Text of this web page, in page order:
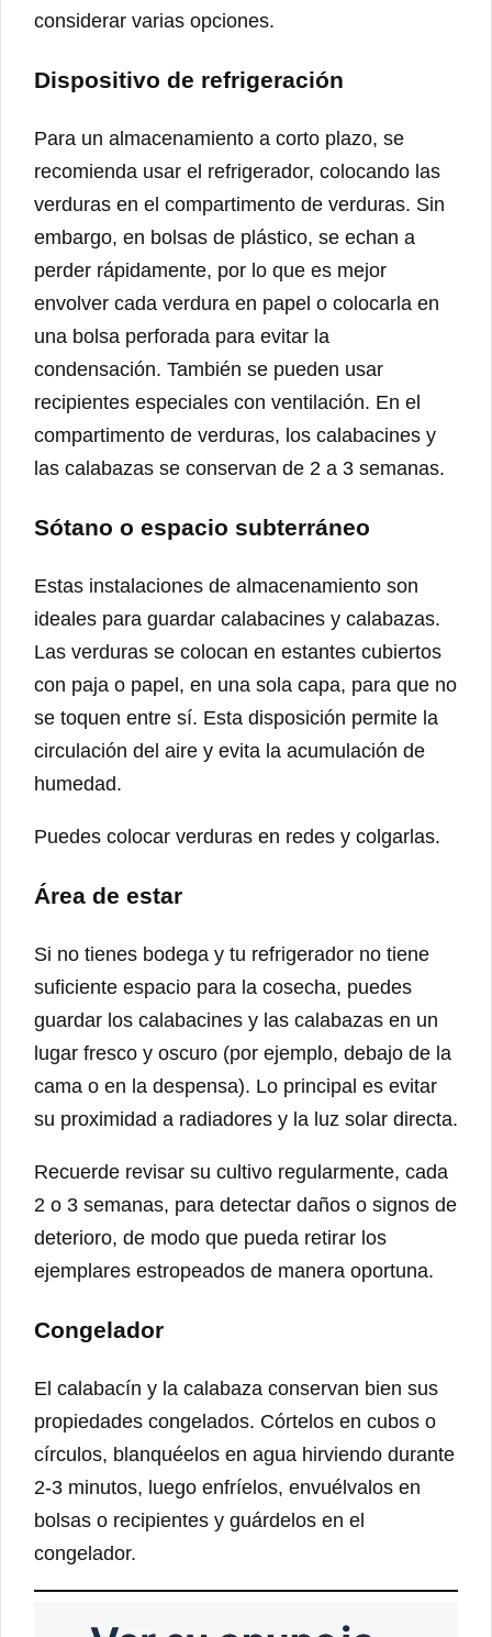
considerar varias opciones.
Dispositivo de refrigeración
Para un almacenamiento a corto plazo, se
recomienda usar el refrigerador, colocando las
verduras en el compartimento de verduras. Sin
embargo, en bolsas de plástico, se echan a
perder rápidamente, por lo que es mejor
envolver cada verdura en papel o colocarla en
una bolsa perforada para evitar la
condensación. También se pueden usar
recipientes especiales con ventilación. En el
compartimento de verduras, los calabacines y
las calabazas se conservan de 2 a 3 semanas.
Sótano o espacio subterráneo
Estas instalaciones de almacenamiento son
ideales para guardar calabacines y calabazas.
Las verduras se colocan en estantes cubiertos
con paja o papel, en una sola capa, para que no
se toquen entre sí. Esta disposición permite la
circulación del aire y evita la acumulación de
humedad.
Puedes colocar verduras en redes y colgarlas.
Área de estar
Si no tienes bodega y tu refrigerador no tiene
suficiente espacio para la cosecha, puedes
guardar los calabacines y las calabazas en un
lugar fresco y oscuro (por ejemplo, debajo de la
cama o en la despensa). Lo principal es evitar
su proximidad a radiadores y la luz solar directa.
Recuerde revisar su cultivo regularmente, cada
2 o 3 semanas, para detectar daños o signos de
deterioro, de modo que pueda retirar los
ejemplares estropeados de manera oportuna.
Congelador
El calabacín y la calabaza conservan bien sus
propiedades congelados. Córtelos en cubos o
círculos, blanquéelos en agua hirviendo durante
2-3 minutos, luego enfríelos, envuélvalos en
bolsas o recipientes y guárdelos en el
congelador.